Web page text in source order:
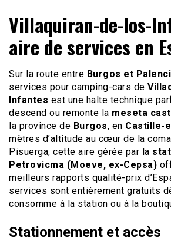
Camping-car Travel
Villaquiran-de-los-
aire de services en
Sur la route entre Burgos et
services pour camping-cars de
Infantes est une halte technique
descend ou remonte la meseta
la province de Burgos, en Castille-
mètres d’altitude au cœur de la
Pisuerga, cette aire gérée par la
Petrovicma (Moeve, ex-Cepsa)
meilleurs rapports qualité-prix
services sont entièrement gratuits
consomme à la station ou à la
Stationnement et accès